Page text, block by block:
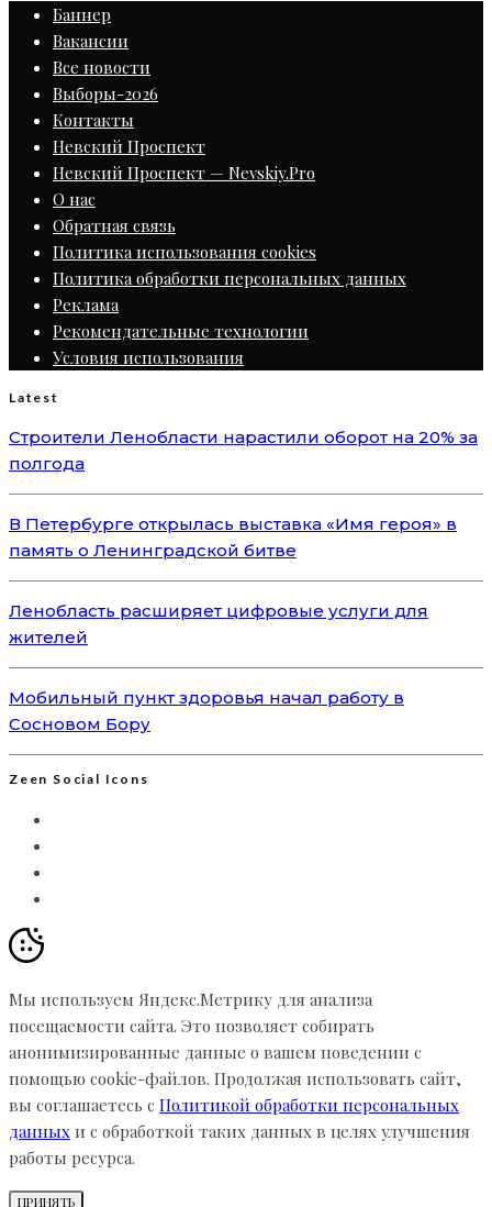
Баннер
Вакансии
Все новости
Выборы-2026
Контакты
Невский Проспект
Невский Проспект — Nevskiy.Pro
О нас
Обратная связь
Политика использования cookies
Политика обработки персональных данных
Реклама
Рекомендательные технологии
Условия использования
Latest
Строители Ленобласти нарастили оборот на 20% за
полгода
В Петербурге открылась выставка «Имя героя» в
память о Ленинградской битве
Ленобласть расширяет цифровые услуги для
жителей
Мобильный пункт здоровья начал работу в
Сосновом Бору
Zeen Social Icons
Мы используем Яндекс.Метрику для анализа
посещаемости сайта. Это позволяет собирать
анонимизированные данные о вашем поведении с
помощью cookie-файлов. Продолжая использовать сайт,
вы соглашаетесь с Политикой обработки персональных
данных и с обработкой таких данных в целях улучшения
работы ресурса.
ПРИНЯТЬ